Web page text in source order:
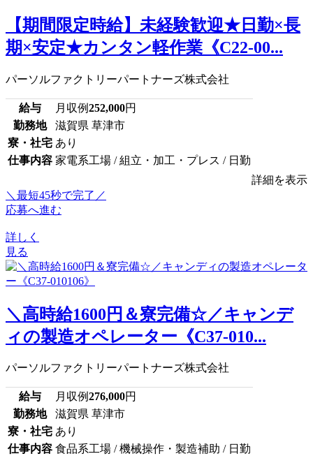
【期間限定時給】未経験歓迎★日勤×長
期×安定★カンタン軽作業《C22-00...
パーソルファクトリーパートナーズ株式会社
給与 月収例252,000円
勤務地
滋賀県 草津市
寮・社宅 あり
仕事内容 家電系工場 / 組立・加工・プレス / 日勤
詳細を表示
＼最短45秒で完了／
応募へ進む
詳しく
見る
＼高時給1600円＆寮完備☆／キャンデ
ィの製造オペレーター《C37-010...
パーソルファクトリーパートナーズ株式会社
給与 月収例276,000円
勤務地
滋賀県 草津市
寮・社宅 あり
仕事内容 食品系工場 / 機械操作・製造補助 / 日勤